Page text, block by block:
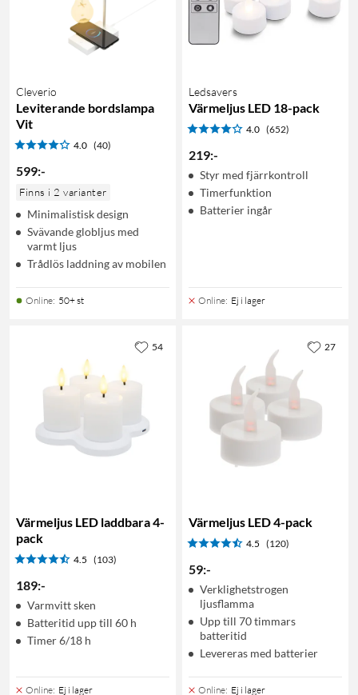
Cleverio
Leviterande bordslampa
Vit
4.0 (40)
599:-
Finns i 2 varianter
Minimalistisk design
Svävande globljus med
varmt ljus
Trådlös laddning av mobilen
Online: 50+ st
Ledsavers
Värmeljus LED 18-pack
4.0 (652)
219:-
Styr med fjärrkontroll
Timerfunktion
Batterier ingår
Online: Ej i lager
Värmeljus LED laddbara 4-
pack
4.5 (103)
189:-
Varmvitt sken
Batteritid upp till 60 h
Timer 6/18 h
Online: Ej i lager
54
Värmeljus LED 4-pack
4.5 (120)
59:-
Verklighetstrogen
ljusflamma
Upp till 70 timmars
batteritid
Levereras med batterier
Online: Ej i lager
27